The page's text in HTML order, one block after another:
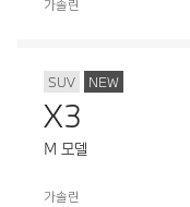
가솔린
SUV NEW
X3
M 모델
가솔린